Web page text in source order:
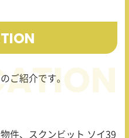
ご紹介です。
件、スクンビット ソイ39